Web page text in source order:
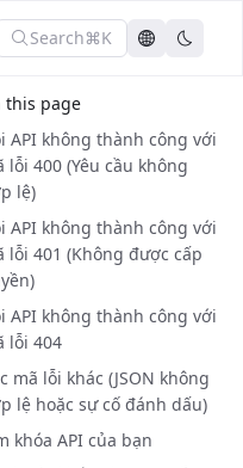
Search⌘K
this page
API không thành công với
lỗi 400 (Yêu cầu không
lệ)
API không thành công với
lỗi 401 (Không được cấp
API không thành công với
lỗi 404
mã lỗi khác (JSON không
lệ hoặc sự cố đánh dấu)
khóa API của bạn